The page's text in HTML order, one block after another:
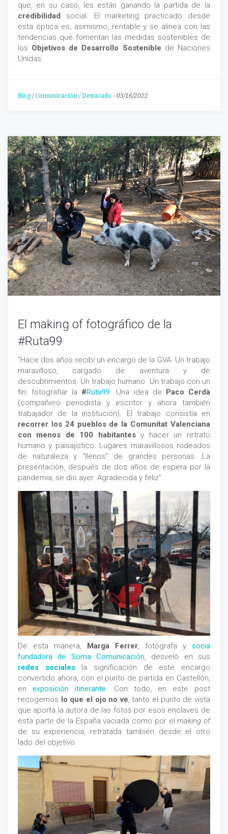
que, en su caso, les están ganando la partida de la
credibilidad social. El marketing practicado desde
esta óptica es, asimismo, rentable y se alinea con las
tendencias que fomentan las medidas sostenibles de
los Objetivos de Desarrollo Sostenible de Naciones
Unidas.
Blog/ Comunicación / Destacado - 03/16/2022
El making of fotográfico de la
#Ruta99
“Hace dos años recibí un encargo de la GVA. Un trabajo
maravilloso, cargado de aventura y de
descubrimientos. Un trabajo humano. Un trabajo con un
fin: fotografiar la #Ruta99. Una idea de
Paco Cerdà
(compañero periodista y escritor y ahora también
trabajador de la institución). El trabajo consistía en
recorrer los 24 pueblos de la Comunitat Valenciana
con menos de 100 habitantesy hacer un retrato
humano y paisajístico. Lugares maravillosos rodeados
de naturaleza y “llenos” de grandes personas. La
presentación, después de dos años de espera por la
pandemia, se dio ayer. Agradecida y feliz”.
De esta manera, Marga Ferrer, fotógrafa y socia
fundadora de Soma Comunicación, desveló en sus
redes socialesla significación de este encargo
convertido ahora, con el punto de partida en Castellón,
en exposición itinerante. Con todo, en este post
recogemos lo que el ojo no ve, tanto el punto de vista
que aporta la autora de las fotos por esos enclaves de
esta parte de la España vaciada como por elmaking of
de su experiencia, retratada también desde el otro
lado del objetivo.